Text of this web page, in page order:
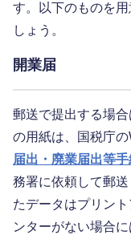
す。以下のものを
しょう。
開業届
郵送で提出する場
の用紙は、国税庁の
届出・廃業届出等手
務署に依頼して郵
たデータはプリン
ンターがない場合